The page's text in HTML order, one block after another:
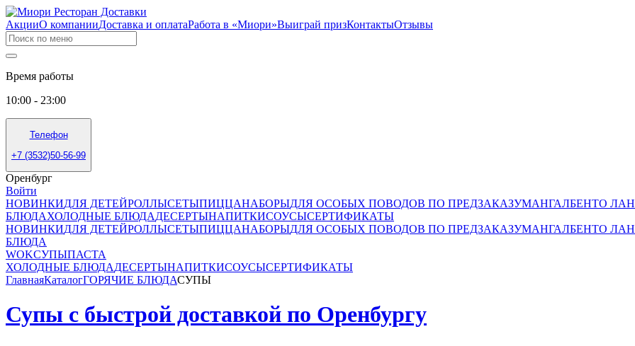
АкцииО компанииДоставка и оплатаРабота в «Миори»Выиграй призКонтактыОтзывы
Время работы
10:00 - 23:00
Телефон
+7 (3532)50-56-99
Оренбург
Войти
НОВИНКИДЛЯ ДЕТЕЙРОЛЛЫСЕТЫПИЦЦАНАБОРЫДЛЯ ОСОБЫХ ПОВОДОВ ПО ПРЕДЗАКАЗУМАНГАЛБЕНТО
БЛЮДАХОЛОДНЫЕ БЛЮДАДЕСЕРТЫНАПИТКИСОУСЫСЕРТИФИКАТЫ
НОВИНКИДЛЯ ДЕТЕЙРОЛЛЫСЕТЫПИЦЦАНАБОРЫДЛЯ ОСОБЫХ ПОВОДОВ ПО ПРЕДЗАКАЗУМАНГАЛБЕНТО
БЛЮДА
WOKСУПЫПАСТА
ХОЛОДНЫЕ БЛЮДАДЕСЕРТЫНАПИТКИСОУСЫСЕРТИФИКАТЫ
ГлавнаяКаталогГОРЯЧИЕ БЛЮДАСУПЫ
Супы с быстрой доставкой по Оренбургу